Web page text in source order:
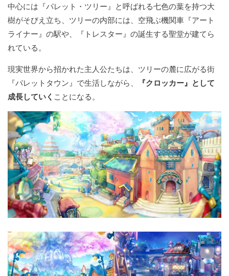
中心には『パレット・ツリー』と呼ばれる七色の葉を持つ大
樹がそびえ立ち、ツリーの内部には、空飛ぶ機関車『アート
ライナー』の駅や、『トレスター』の誕生する聖堂が建てら
れている。
現実世界から招かれた主人公たちは、ツリーの麓に広がる街
『パレットタウン』で生活しながら、
『クロッカー』として
成長していく ことになる。